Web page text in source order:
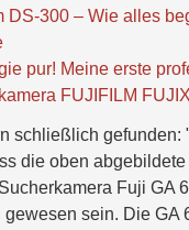
DS-300 – Wie alles
pur! Meine erste
FUJIFILM
schließlich gefunden:
die oben
Fuji GA
gewesen sein. Die GA